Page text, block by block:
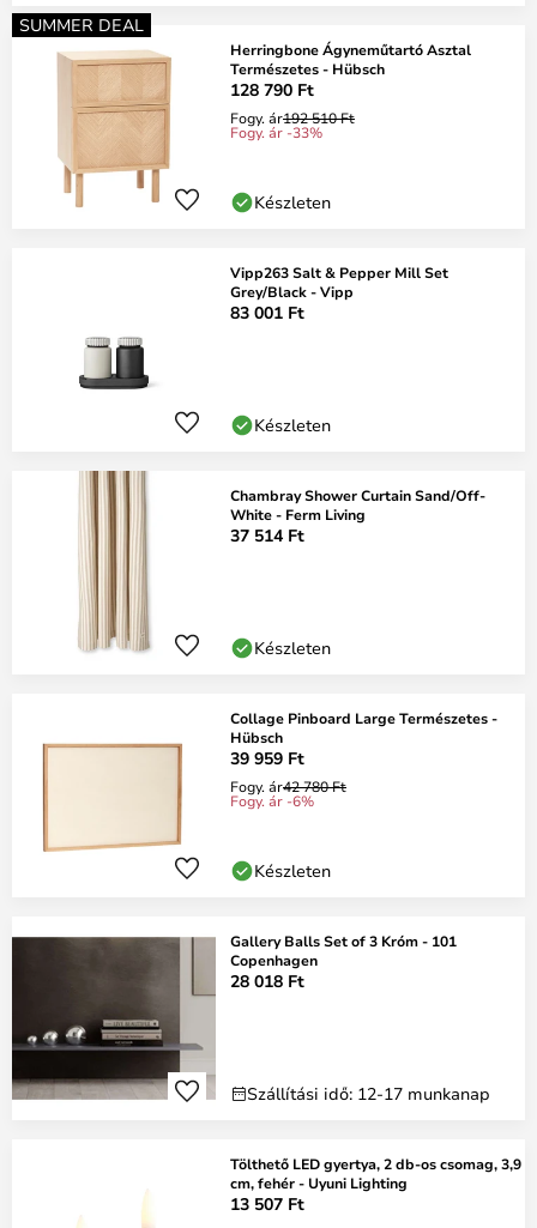
SUMMER DEAL
Herringbone Ágyneműtartó Asztal
Természetes - Hübsch
128 790 Ft
Fogy. ár192 510 Ft
Fogy. ár -33%
Készleten
Vipp263 Salt & Pepper Mill Set
Grey/Black - Vipp
83 001 Ft
Készleten
Chambray Shower Curtain Sand/Off-
White - Ferm Living
37 514 Ft
Készleten
Collage Pinboard Large Természetes -
Hübsch
39 959 Ft
Fogy. ár42 780 Ft
Fogy. ár -6%
Készleten
Gallery Balls Set of 3 Króm - 101
Copenhagen
28 018 Ft
Szállítási idő: 12-17 munkanap
Tölthető LED gyertya, 2 db-os csomag, 3,9
cm, fehér - Uyuni Lighting
13 507 Ft